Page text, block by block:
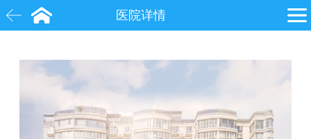
医院详情
白内障 近视 飞秒激光
眼底病